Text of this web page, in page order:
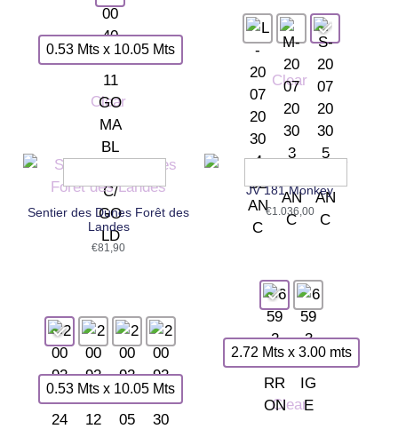
0.53 Mts x 10.05 Mts
Clear
Clear
Sentier des Dunes Forêt des
Landes
€81,90
0.53 Mts x 10.05 Mts
JV 181 Monkey
€1.036,00
2.72 Mts x 3.00 mts
Clear